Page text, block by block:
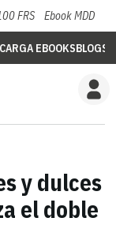
FRS Ebook MDD
EBOOKSBLOGS
y dulces
el doble